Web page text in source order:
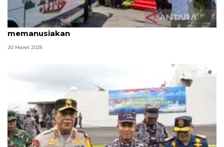
Mudik gratis dan perjalanan pulang yang
memanusiakan
20 Maret 2026